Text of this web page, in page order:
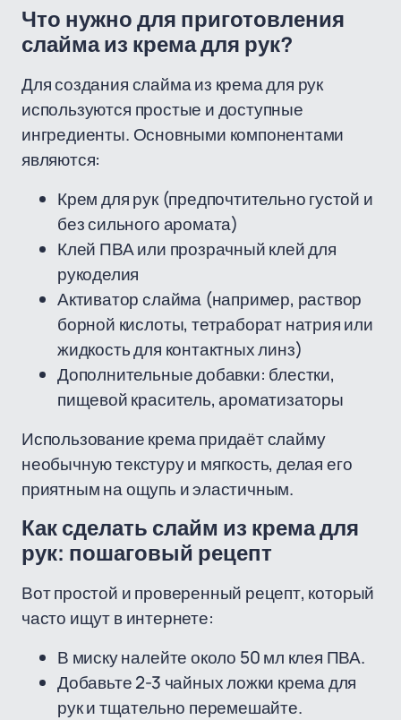
Что нужно для приготовления
слайма из крема для рук?
Для создания слайма из крема для рук
используются простые и доступные
ингредиенты. Основными компонентами
являются:
Крем для рук (предпочтительно густой и
без сильного аромата)
Клей ПВА или прозрачный клей для
рукоделия
Активатор слайма (например, раствор
борной кислоты, тетраборат натрия или
жидкость для контактных линз)
Дополнительные добавки: блестки,
пищевой краситель, ароматизаторы
Использование крема придаёт слайму
необычную текстуру и мягкость, делая его
приятным на ощупь и эластичным.
Как сделать слайм из крема для
рук: пошаговый рецепт
Вот простой и проверенный рецепт, который
часто ищут в интернете:
В миску налейте около 50 мл клея ПВА.
Добавьте 2-3 чайных ложки крема для
рук и тщательно перемешайте.